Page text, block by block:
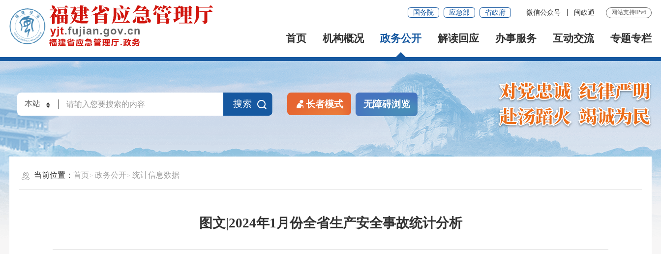
国务院 应急部 省政府 微信公众号 闽政通 网站支持IPv6
首页 机构概况 政务公开 解读回应 办事服务 互动交流 专题专栏
搜索 长者模式 无障碍浏览
当前位置：首页 政务公开 统计信息数据
图文|2024年1月份全省生产安全事故统计分析